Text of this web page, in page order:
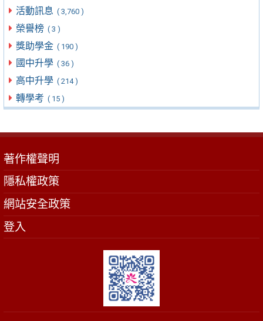
活動訊息 ( 3,760 )
榮譽榜 ( 3 )
獎助學金 ( 190 )
國中升學 ( 36 )
高中升學 ( 214 )
轉學考 ( 15 )
著作權聲明
隱私權政策
網站安全政策
登入